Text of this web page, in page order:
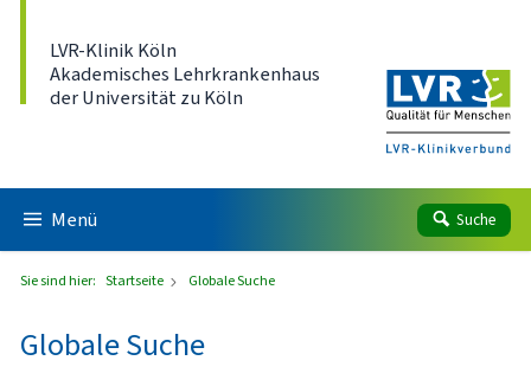
LVR-Klinik Köln
Akademisches Lehrkrankenhaus
der Universität zu Köln
Menü Suche
Sie sind hier: Startseite Globale Suche
Globale Suche